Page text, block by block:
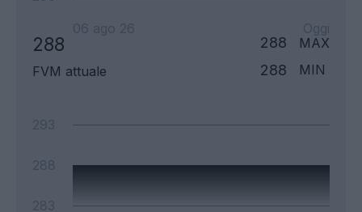
288
FVM attuale
288 MAX
288 MIN